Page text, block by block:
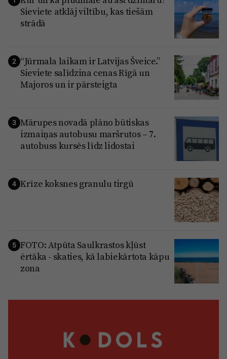
Sieviete atklāj viltību, kas tiešām
strādā
2 “Jūrmala laikam ir Latvijas Šveice.”
Sieviete salīdzina cenas Rīgā un
Majoros un ir pārsteigta
3 Mārupes novadā plāno būtiskas
izmaiņas autobusu maršrutos – 7.
autobuss kursēs līdz lidostai
4 Krīze koksnes granulu tirgū
5 FOTO: Atpūta Saulkrastos kļūst
ērtāka - skaties, kā labiekārtota kāpu
zona